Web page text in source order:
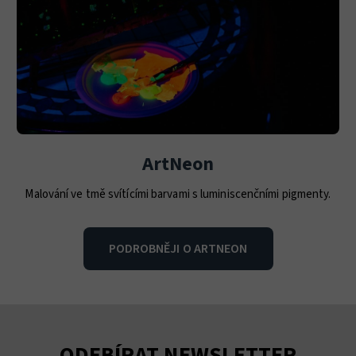
ArtNeon
Malování ve tmě svítícími barvami s luminiscenčními pigmenty.
PODROBNĚJI O ARTNEON